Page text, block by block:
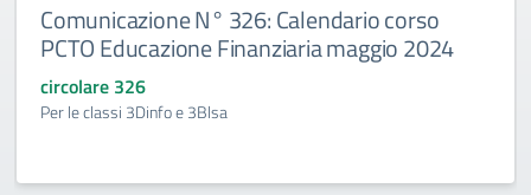
Comunicazione N° 326: Calendario corso
PCTO Educazione Finanziaria maggio 2024
circolare 326
Per le classi 3Dinfo e 3Blsa